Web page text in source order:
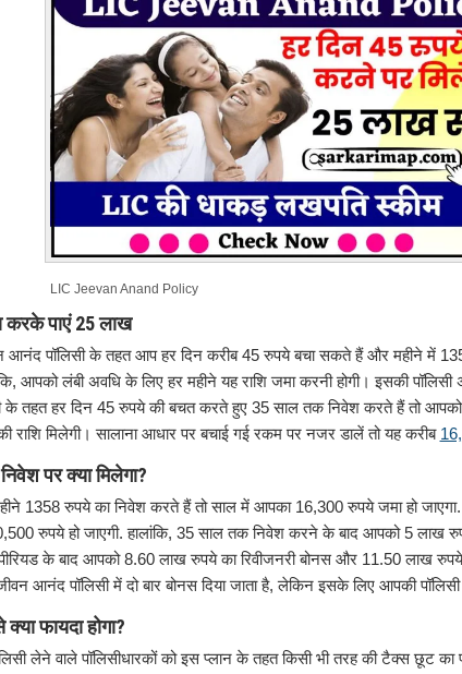
LIC Jeevan Anand Policy
करके पाएं 25 लाख
आनंद पॉलिसी के तहत आप हर दिन करीब 45 रुपये बचा सकते हैं और महीने में
आपको लंबी अवधि के लिए हर महीने यह राशि जमा करनी होगी। इसकी
के तहत हर दिन 45 रुपये की बचत करते हुए 35 साल तक निवेश करते हैं तो आपको
राशि मिलेगी। सालाना आधार पर बचाई गई रकम पर नजर डालें तो यह करीब
पर क्या मिलेगा?
1358 रुपये का निवेश करते हैं तो साल में आपका 16,300 रुपये जमा हो
रुपये हो जाएगी. हालांकि, 35 साल तक निवेश करने के बाद आपको 5 लाख
पीरियड के बाद आपको 8.60 लाख रुपये का रिवीजनरी बोनस और 11.50 लाख
आनंद पॉलिसी में दो बार बोनस दिया जाता है, लेकिन इसके लिए आपकी पॉलिसी
फायदा होगा?
लेने वाले पॉलिसीधारकों को इस प्लान के तहत किसी भी तरह की टैक्स छूट का